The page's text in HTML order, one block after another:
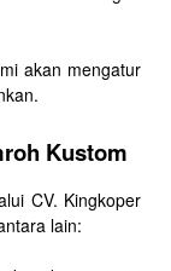
akan mengatur
Kustom
CV. Kingkoper
lain: